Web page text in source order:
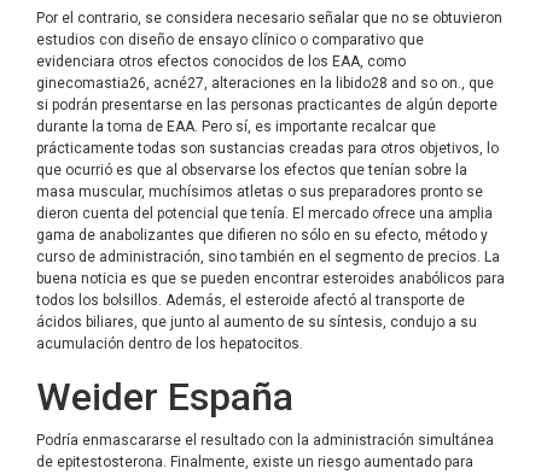
Por el contrario, se considera necesario señalar que no se obtuvieron
estudios con diseño de ensayo clínico o comparativo que
evidenciara otros efectos conocidos de los EAA, como
ginecomastia26, acné27, alteraciones en la libido28 and so on., que
si podrán presentarse en las personas practicantes de algún deporte
durante la toma de EAA. Pero sí, es importante recalcar que
prácticamente todas son sustancias creadas para otros objetivos, lo
que ocurrió es que al observarse los efectos que tenían sobre la
masa muscular, muchísimos atletas o sus preparadores pronto se
dieron cuenta del potencial que tenía. El mercado ofrece una amplia
gama de anabolizantes que difieren no sólo en su efecto, método y
curso de administración, sino también en el segmento de precios. La
buena noticia es que se pueden encontrar esteroides anabólicos para
todos los bolsillos. Además, el esteroide afectó al transporte de
ácidos biliares, que junto al aumento de su síntesis, condujo a su
acumulación dentro de los hepatocitos.
Weider España
Podría enmascararse el resultado con la administración simultánea
de epitestosterona. Finalmente, existe un riesgo aumentado para